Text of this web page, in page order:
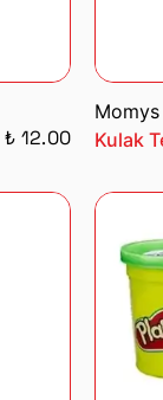
₺ 12.00
Kulak